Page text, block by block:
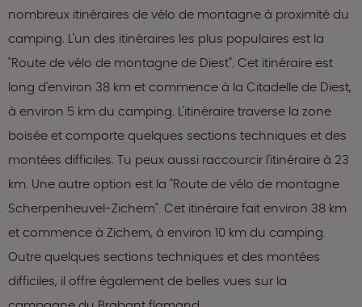
nombreux itinéraires de vélo de montagne à proximité du
camping. L'un des itinéraires les plus populaires est la
"Route de vélo de montagne de Diest". Cet itinéraire est
long d'environ 38 km et commence à la Citadelle de Diest,
à environ 5 km du camping. L'itinéraire traverse la zone
boisée et comporte quelques sections techniques et des
montées difficiles. Tu peux aussi raccourcir l'itinéraire à 23
km. Une autre option est la "Route de vélo de montagne
Scherpenheuvel-Zichem". Cet itinéraire fait environ 38 km
et commence à Zichem, à environ 10 km du camping.
Outre quelques sections techniques et des montées
difficiles, il offre également de belles vues sur la